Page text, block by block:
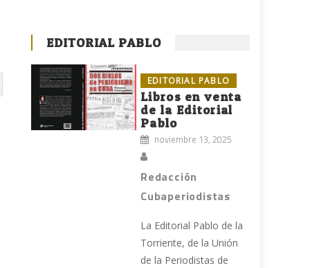
EDITORIAL PABLO
EDITORIAL PABLO
Libros en venta
de la Editorial
Pablo
noviembre 13, 2025
Redacción
Cubaperiodistas
La Editorial Pablo de la
Torriente, de la Unión
de la Periodistas de